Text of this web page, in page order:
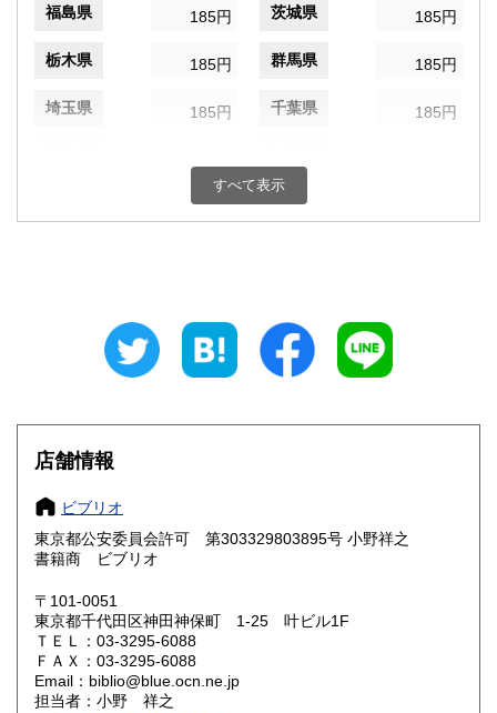
福島県 185円 茨城県 185円
栃木県 185円 群馬県 185円
埼玉県 185円 千葉県 185円
185円 富山県
185円 静岡県
奈良県 185円 和歌山県
岡山県 185円 広島県
山口県 185円
すべて表示
店舗情報
ビブリオ
東京都公安委員会許可 第303329803895号 小野祥之
書籍商 ビブリオ
〒101-0051
東京都千代田区神田神保町 1-25 叶ビル1F
ＴＥＬ：03-3295-6088
ＦＡＸ：03-3295-6088
Email：biblio@blue.ocn.ne.jp
担当者：小野 祥之